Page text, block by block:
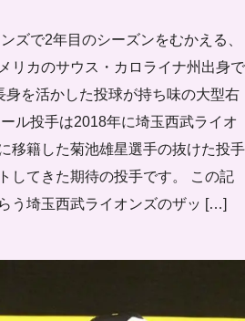
ズで2年目のシーズンをむかえる、
リカのサウス・カロライナ州出身で
身を活かした投球が持ち味の大型右
ル投手は2018年に埼玉西武ライオ
移籍した菊池雄星選手の抜けた投手
してきた期待の投手です。 この記
う埼玉西武ライオンズのザッ […]